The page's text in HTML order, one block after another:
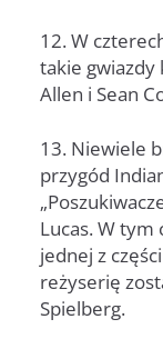
12. W
takie gwiazdy
Allen i Sean
13. Niewiele
przygód
Lucas. W tym
jednej z
reżyserię
Spielberg.